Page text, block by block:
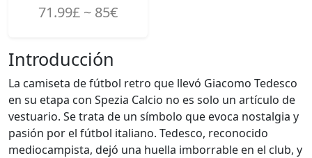
71.99£ ~ 85€
Introducción
La camiseta de fútbol retro que llevó Giacomo Tedesco
en su etapa con Spezia Calcio no es solo un artículo de
vestuario. Se trata de un símbolo que evoca nostalgia y
pasión por el fútbol italiano. Tedesco, reconocido
mediocampista, dejó una huella imborrable en el club, y